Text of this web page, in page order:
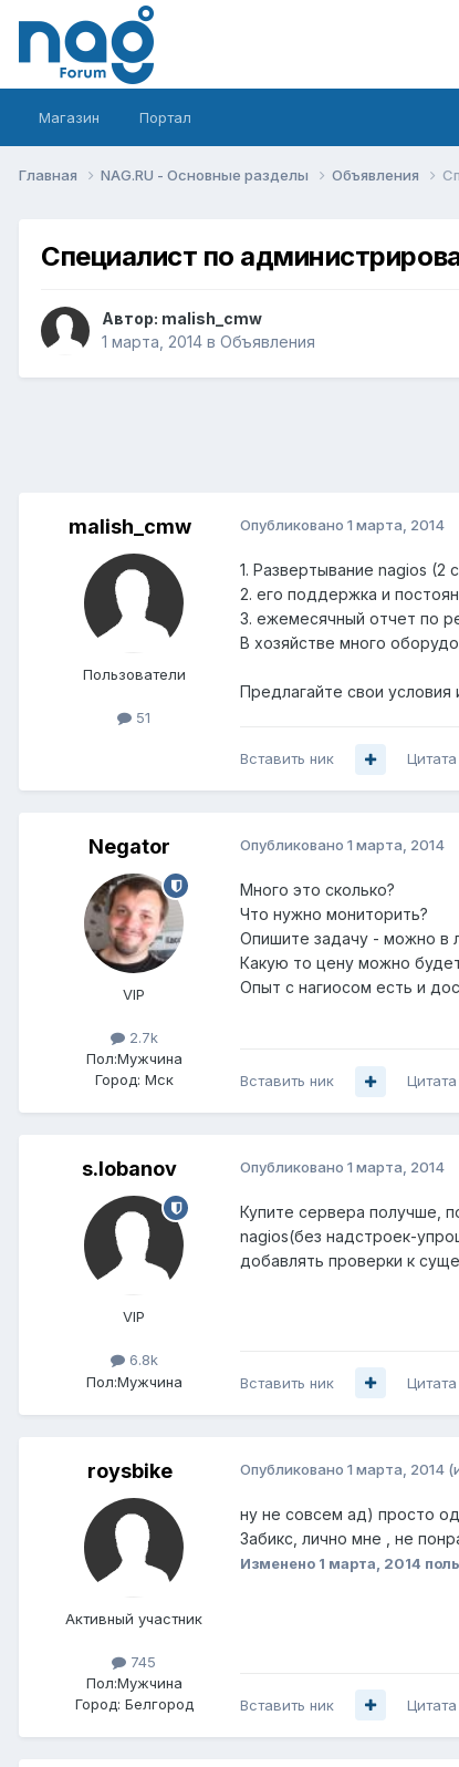
Магазин Портал
Главная NAG.RU - Основные разделы Объявления
Специалист по
Автор: malish_cmw
1 марта, 2014 в Объявления
malish_cmw
Пользователи
51
Опубликовано 1 марта, 2014
1. Развертывание nagios (2
2. его поддержка и
3. ежемесячный отчет по
В хозяйстве много
Предлагайте свои условия
Вставить ник Цитата
Negator
VIP
2.7k
Пол:Мужчина
Город: Мск
Опубликовано 1 марта, 2014
Много это сколько?
Что нужно мониторить?
Опишите задачу - можно в
Какую то цену можно
Опыт с нагиосом есть и
Вставить ник Цитата
s.lobanov
VIP
6.8k
Пол:Мужчина
Опубликовано 1 марта, 2014
Купите сервера получше,
nagios(без надстроек-
добавлять проверки к
Вставить ник Цитата
roysbike
Активный участник
745
Пол:Мужчина
Город: Белгород
Опубликовано 1 марта, 2014
ну не совсем ад) просто
Забикс, лично мне , не
Изменено 1 марта, 2014
Вставить ник Цитата